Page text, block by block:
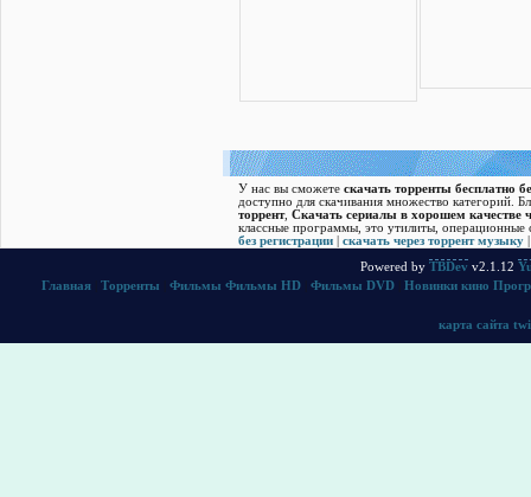
У нас вы сможете скачать торренты бесплатно
доступно для скачивания множество категорий.
торрент, Скачать cериалы в хорошем качестве
классные программы, это утилиты,
без регистрации| скачать через торрент музыку
Powered by TBDev v2.1.12
Главная
Торренты Фильмы Фильмы HD Фильмы DVD Новинки кино
карта сайта